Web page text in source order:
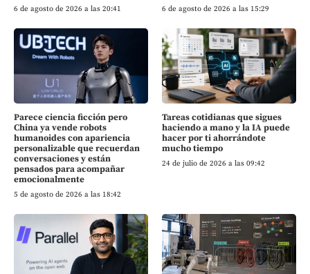
6 de agosto de 2026 a las 20:41 6 de agosto de 2026 a las 15:29
Parece ciencia ficción pero
China ya vende robots
humanoides con apariencia
personalizable que recuerdan
conversaciones y están
pensados para acompañar
emocionalmente
5 de agosto de 2026 a las 18:42
Tareas cotidianas que sigues
haciendo a mano y la IA puede
hacer por ti ahorrándote
mucho tiempo
24 de julio de 2026 a las 09:42